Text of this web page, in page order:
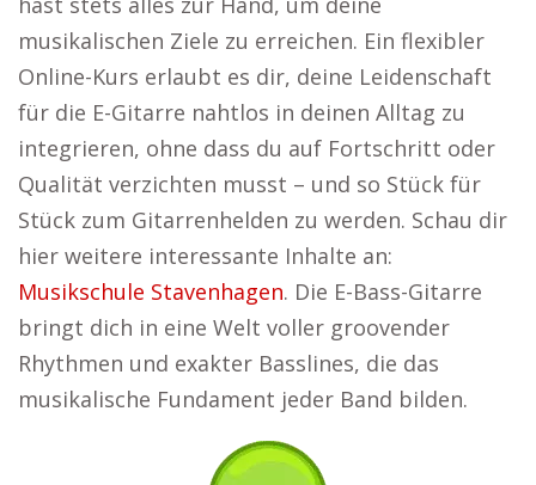
musikalischen Ziele zu erreichen. Ein flexibler
Online-Kurs erlaubt es dir, deine Leidenschaft
für die E-Gitarre nahtlos in deinen Alltag zu
integrieren, ohne dass du auf Fortschritt oder
Qualität verzichten musst – und so Stück für
Stück zum Gitarrenhelden zu werden. Schau dir
hier weitere interessante Inhalte an:
Musikschule Stavenhagen. Die E-Bass-Gitarre
bringt dich in eine Welt voller groovender
Rhythmen und exakter Basslines, die das
musikalische Fundament jeder Band bilden.